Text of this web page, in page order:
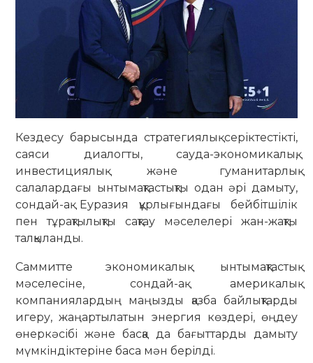
Кездесу барысында стратегиялық серіктестікті,
саяси диалогты, сауда-экономикалық,
инвестициялық және гуманитарлық
салалардағы ынтымақтастықты одан әрі дамыту,
сондай-ақ Еуразия құрлығындағы бейбітшілік
пен тұрақтылықты сақтау мәселелері жан-жақты
талқыланды.
Саммитте экономикалық ынтымақтастық
мәселесіне, сондай-ақ америкалық
компаниялардың маңызды қазба байлықтарды
игеру, жаңартылатын энергия көздері, өңдеу
өнеркәсібі және басқа да бағыттарды дамыту
мүмкіндіктеріне баса мән берілді.